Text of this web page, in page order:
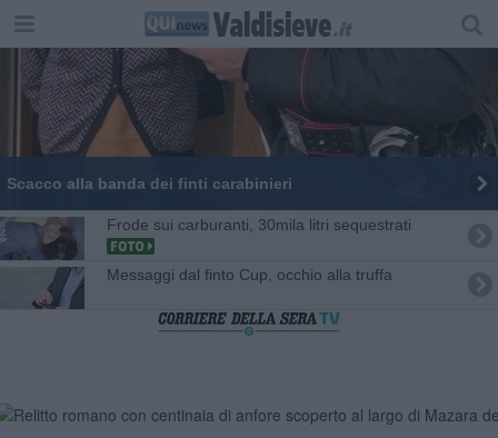
Scacco alla banda dei finti carabinieri
Frode sui carburanti, 30mila litri sequestrati
Messaggi dal finto Cup, occhio alla truffa